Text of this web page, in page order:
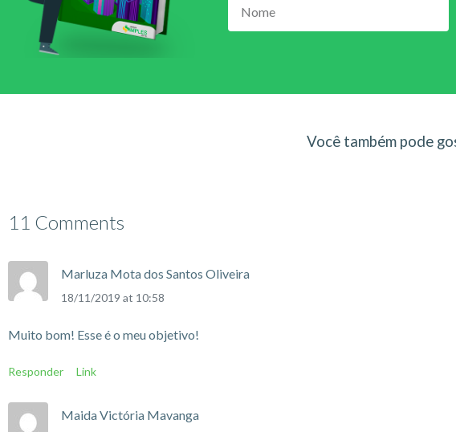
Você também pode
11 Comments
Marluza Mota dos Santos Oliveira
18/11/2019 at 10:58
Muito bom! Esse é o meu objetivo!
Responder Link
Maida Victória Mavanga